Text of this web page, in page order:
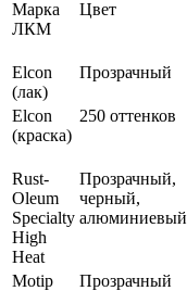
Марка
ЛКМ
Цвет
Elcon
(лак)
Прозрачный
Elcon
(краска)
250 оттенков
Rust-
Oleum
Specialty
High
Heat
Прозрачный,
черный,
алюминиевый
Motip Прозрачный